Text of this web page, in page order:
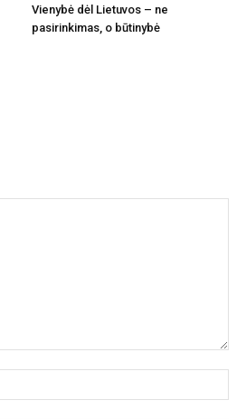
Vienybė dėl Lietuvos – ne
pasirinkimas, o būtinybė